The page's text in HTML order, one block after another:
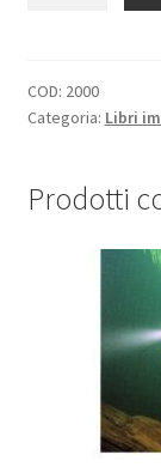
COD: 2000
Categoria: Libri
Prodotti